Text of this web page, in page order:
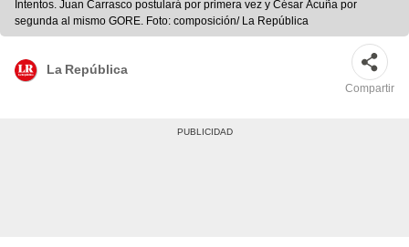
Intentos. Juan Carrasco postulará por primera vez y César Acuña por
segunda al mismo GORE. Foto: composición/ La República
La República
Compartir